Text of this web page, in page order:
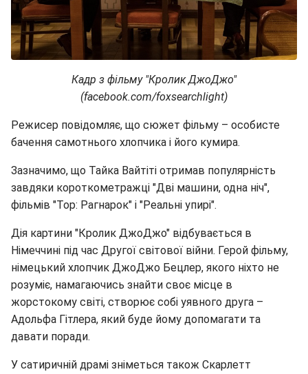
Кадр з фільму "Кролик ДжоДжо"
(facebook.com/foxsearchlight)
Режисер повідомляє, що сюжет фільму – особисте
бачення самотнього хлопчика і його кумира.
Зазначимо, що Тайка Вайтіті отримав популярність
завдяки короткометражці "Дві машини, одна ніч",
фільмів "Тор: Рагнарок" і "Реальні упирі".
Дія картини "Кролик ДжоДжо" відбувається в
Німеччині під час Другої світової війни. Герой фільму,
німецький хлопчик ДжоДжо Бецлер, якого ніхто не
розуміє, намагаючись знайти своє місце в
жорстокому світі, створює собі уявного друга –
Адольфа Гітлера, який буде йому допомагати та
давати поради.
У сатиричній драмі зніметься також Скарлетт